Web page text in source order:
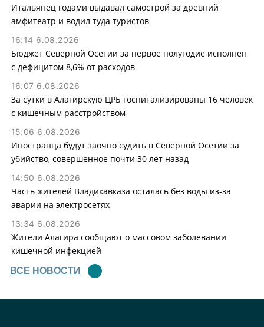
Итальянец годами выдавал самострой за древний
амфитеатр и водил туда туристов
16:14 6.08.2026
Бюджет Северной Осетии за первое полугодие исполнен
с дефицитом 8,6% от расходов
16:07 6.08.2026
За сутки в Алагирскую ЦРБ госпитализированы 16 человек
с кишечным расстройством
15:06 6.08.2026
Иностранца будут заочно судить в Северной Осетии за
убийство, совершенное почти 30 лет назад
14:50 6.08.2026
Часть жителей Владикавказа осталась без воды из-за
аварии на электросетях
13:34 6.08.2026
Жители Алагира сообщают о массовом заболевании
кишечной инфекцией
ВСЕ НОВОСТИ